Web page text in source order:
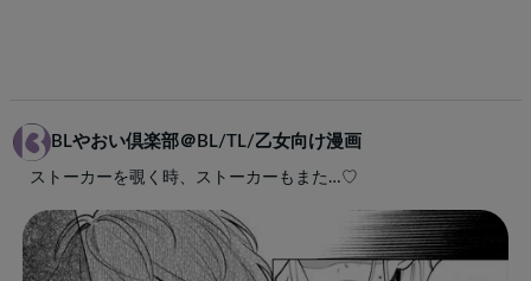
BLやおい倶楽部＠BL/TL/乙女向け漫画
ストーカーを覗く時、ストーカーもまた…♡